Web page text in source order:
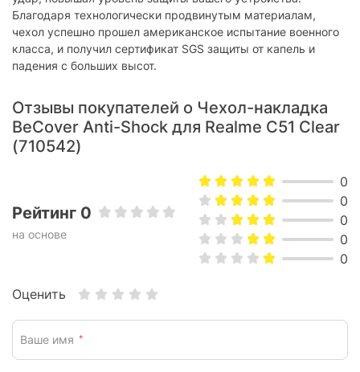
Благодаря технологически продвинутым материалам,
чехол успешно прошел американское испытание военного
класса, и получил сертификат SGS защиты от капель и
падения с больших высот.
Отзывы покупателей о Чехол-накладка
BeCover Anti-Shock для Realme C51 Clear
(710542)
Рейтинг 0
на основе
0
0
0
0
0
Оценить
Ваше имя *